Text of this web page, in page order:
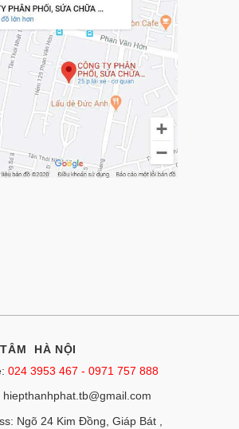
HÀ NỘI
024 3953 467 - 0971 757 888
hiepthanhphat.tb@gmail.com
Ngõ 24 Kim Đồng, Giáp Bát ,